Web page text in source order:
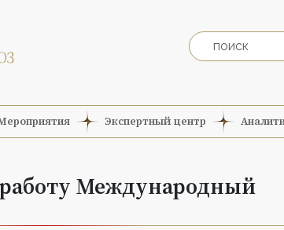
Экспертный центр
Международный